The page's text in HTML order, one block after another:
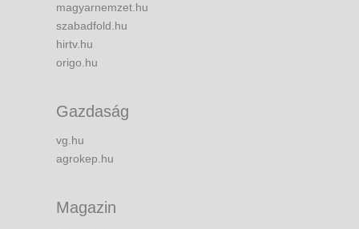
magyarnemzet.hu
szabadfold.hu
hirtv.hu
origo.hu
Gazdaság
vg.hu
agrokep.hu
Magazin